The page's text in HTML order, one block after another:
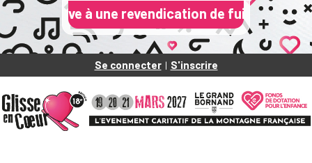
à une revendication de fuite de données du
Se connecter | S'inscrire